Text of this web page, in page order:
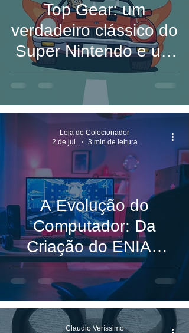
Top Gear: um
verdadeiro clássico do
Super Nintendo e um
dos melhores jogos
de corrida de todos os
tempos
A Evolução do
Computador: Da
Criação do ENIAC
aos Modelos
Modernos e Sua
Importância Histórica
Loja do Colecionador
2 de jul.
3 min de leitura
Claudio Veríssimo